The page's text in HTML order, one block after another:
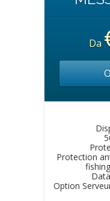
Da
Protection
Option